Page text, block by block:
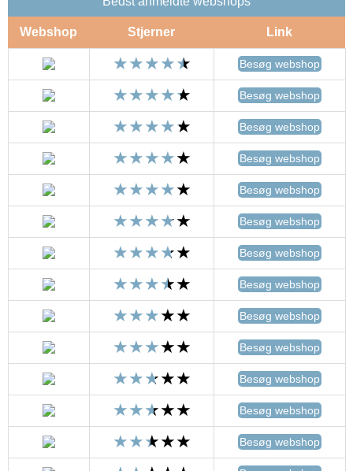
Webshop Stjerner Link
Besøg webshop
Besøg webshop
Besøg webshop
Besøg webshop
Besøg webshop
Besøg webshop
Besøg webshop
Besøg webshop
Besøg webshop
Besøg webshop
Besøg webshop
Besøg webshop
Besøg webshop